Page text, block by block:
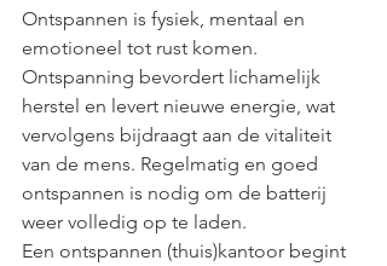
Ontspannen is fysiek, mentaal en
emotioneel tot rust komen.
Ontspanning bevordert lichamelijk
herstel en levert nieuwe energie, wat
vervolgens bijdraagt aan de vitaliteit
van de mens. Regelmatig en goed
ontspannen is nodig om de batterij
weer volledig op te laden.
Een ontspannen (thuis)kantoor begint